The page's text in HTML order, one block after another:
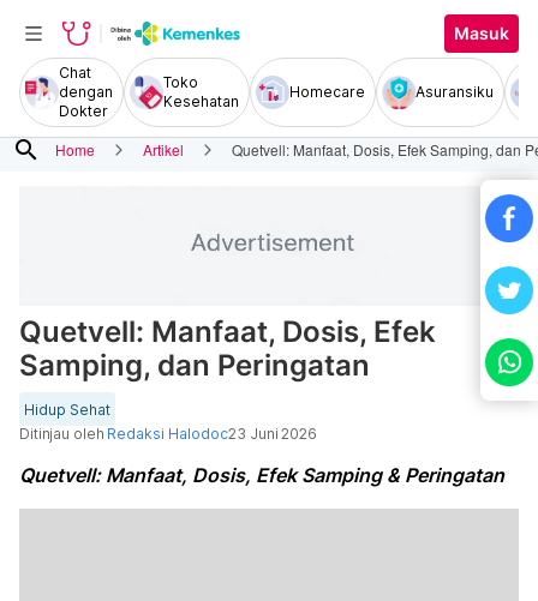
Masuk
Chat
dengan
Dokter
Toko
Kesehatan
Homecare Asuransiku
search Home Artikel Quetvell: Manfaat, Dosis, Efek Samping, dan
Quetvell: Manfaat, Dosis, Efek
Samping, dan Peringatan
Hidup Sehat
Ditinjau oleh Redaksi Halodoc23 Juni 2026
Quetvell: Manfaat, Dosis, Efek Samping & Peringatan